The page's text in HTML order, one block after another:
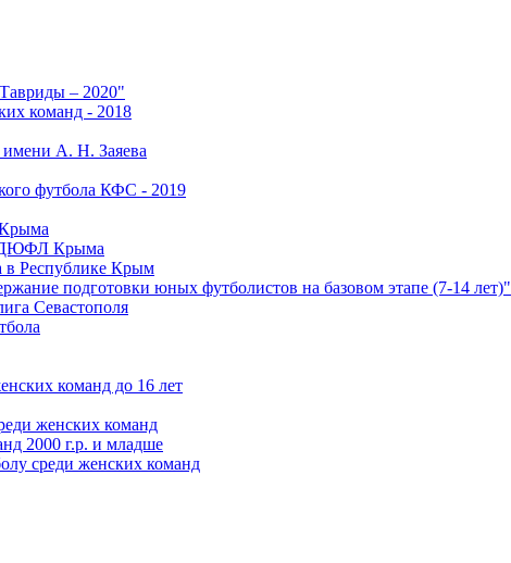
– 2020"
команд - 2018
имени А. Н. Заяева
футбола КФС - 2019
ДЮФЛ Крыма
в Республике Крым
подготовки юных футболистов на базовом этапе (7-14 лет)"
Севастополя
команд до 16 лет
женских команд
2000 г.р. и младше
среди женских команд